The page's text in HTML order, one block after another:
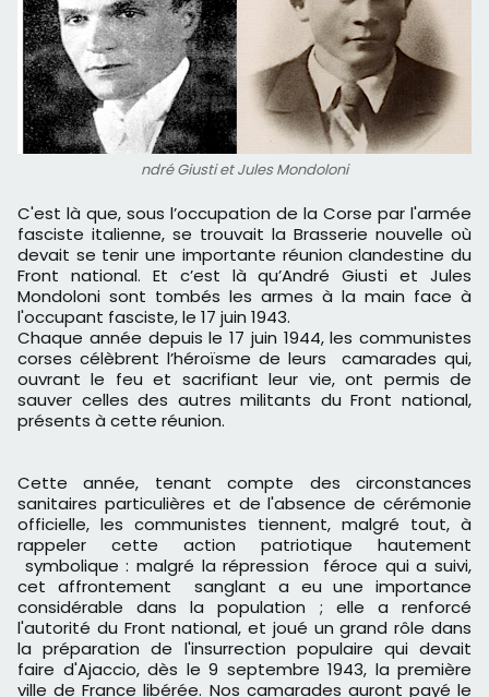
ndré Giusti et Jules Mondoloni
C'est là que, sous l’occupation de la Corse par l'armée
fasciste italienne, se trouvait la Brasserie nouvelle où
devait se tenir une importante réunion clandestine du
Front national. Et c’est là qu’André Giusti et Jules
Mondoloni sont tombés les armes à la main face à
l'occupant fasciste, le 17 juin 1943.
Chaque année depuis le 17 juin 1944, les communistes
corses célèbrent l’héroïsme de leurs camarades qui,
ouvrant le feu et sacrifiant leur vie, ont permis de
sauver celles des autres militants du Front national,
présents à cette réunion.
Cette année, tenant compte des circonstances
sanitaires particulières et de l'absence de cérémonie
officielle, les communistes tiennent, malgré tout, à
rappeler cette action patriotique hautement
symbolique : malgré la répression féroce qui a suivi,
cet affrontement sanglant a eu une importance
considérable dans la population ; elle a renforcé
l'autorité du Front national, et joué un grand rôle dans
la préparation de l'insurrection populaire qui devait
faire d'Ajaccio, dès le 9 septembre 1943, la première
ville de France libérée. Nos camarades auront payé le